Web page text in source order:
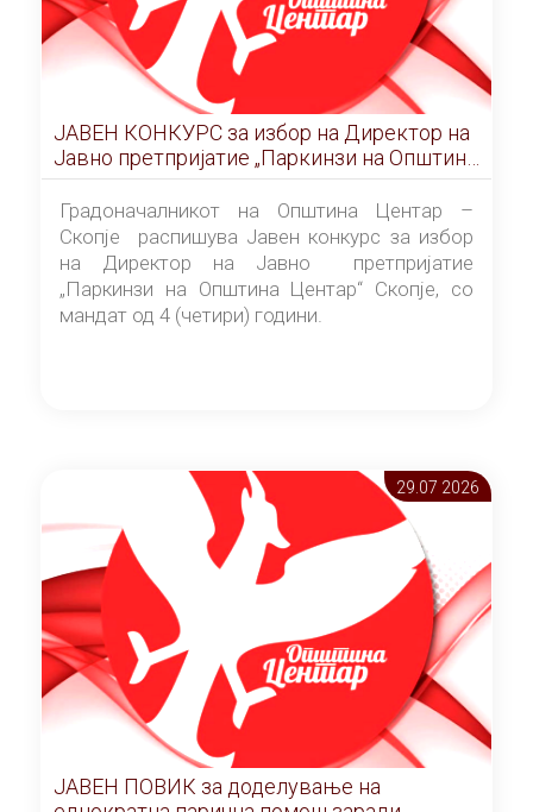
ЈАВЕН КОНКУРС за избор на Директор на
Јавно претпријатие „Паркинзи на Општина
Центар“ – Скопје
Градоначалникот на Општина Центар –
Скопје распишува Јавен конкурс за избор
на Директор на Јавно претпријатие
„Паркинзи на Општина Центар“ Скопје, со
мандат од 4 (четири) години.
29.07 2026
ЈАВЕН ПОВИК за доделување на